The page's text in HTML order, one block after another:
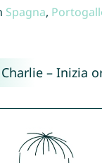
Spagna,
– Inizia